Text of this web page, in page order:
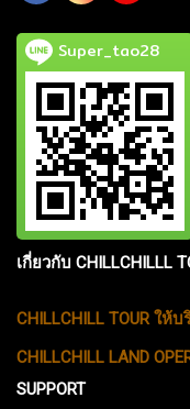
Super_tao28
เกี่ยวกับ CHILLCHILLL
CHILLCHILL TOUR ให้บ
CHILLCHILL LAND
SUPPORT